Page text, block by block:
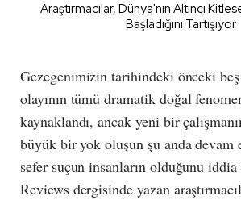
Araştırmacılar, Dünya'nın Altıncı
Başladığını Tartışıyor
Gezegenimizin tarihindeki önceki
olayının tümü dramatik doğal
kaynaklandı, ancak yeni bir
büyük bir yok oluşun şu anda devam
sefer suçun insanların olduğunu
Reviews dergisinde yazan